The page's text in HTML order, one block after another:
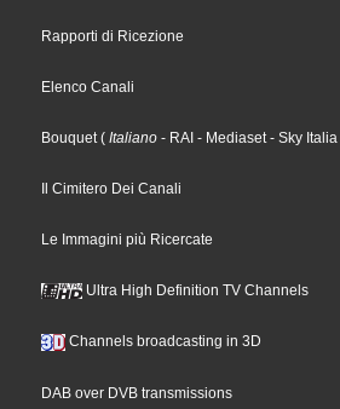
Rapporti di Ricezione
Elenco Canali
Bouquet ( Italiano - RAI - Mediaset - Sky Italia
Il Cimitero Dei Canali
Le Immagini più Ricercate
Ultra High Definition TV Channels
Channels broadcasting in 3D
DAB over DVB transmissions